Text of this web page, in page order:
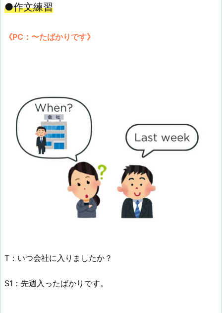
●作文練習
《PC：〜たばかりです》
T：いつ会社に入りましたか？
S1：先週入ったばかりです。